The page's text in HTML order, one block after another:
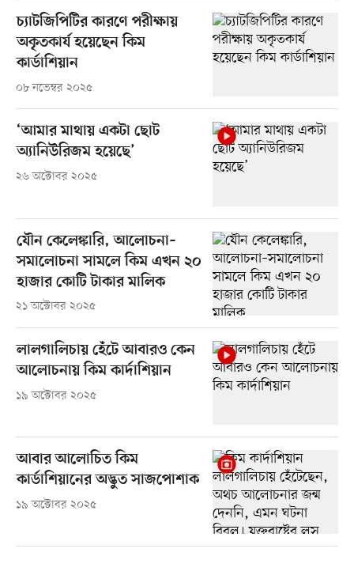
চ্যাটজিপিটির কারণে পরীক্ষায়
অকৃতকার্য হয়েছেন কিম
কার্ডাশিয়ান
০৮ নভেম্বর ২০২৫
‘আমার মাথায় একটা ছোট
অ্যানিউরিজম হয়েছে’
২৬ অক্টোবর ২০২৫
যৌন কেলেঙ্কারি, আলোচনা–
সমালোচনা সামলে কিম এখন ২০
হাজার কোটি টাকার মালিক
২১ অক্টোবর ২০২৫
লালগালিচায় হেঁটে আবারও কেন
আলোচনায় কিম কার্দাশিয়ান
১৯ অক্টোবর ২০২৫
আবার আলোচিত কিম
কার্ডাশিয়ানের অদ্ভুত সাজপোশাক
১৯ অক্টোবর ২০২৫